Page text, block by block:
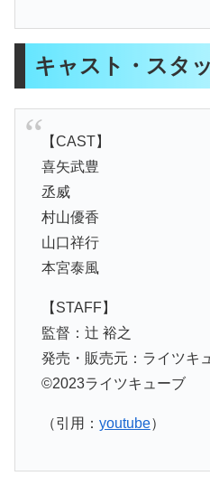
キャスト・スタ
【CAST】
喜矢武豊
丞威
村山優香
山口祥行
本宮泰風
【STAFF】
監督：辻 裕之
発売・販売元：ライツキ
©2023ライツキューブ
（引用： youtube）